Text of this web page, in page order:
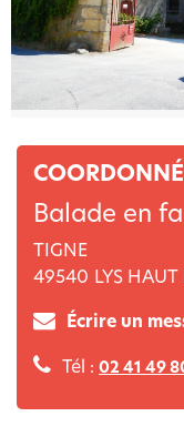
Balade en
TIGNE
49540 LYS
Écrire un
Tél : 02 41 49